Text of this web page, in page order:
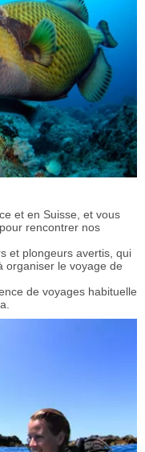
et en Suisse, et vous
rencontrer nos
et plongeurs avertis, qui
organiser le voyage de
de voyages habituelle